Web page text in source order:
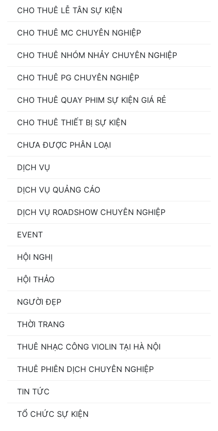
CHO THUÊ LỄ TÂN SỰ KIỆN
CHO THUÊ MC CHUYÊN NGHIỆP
CHO THUÊ NHÓM NHẢY CHUYÊN NGHIỆP
CHO THUÊ PG CHUYÊN NGHIỆP
CHO THUÊ QUAY PHIM SỰ KIỆN GIÁ RẺ
CHO THUÊ THIẾT BỊ SỰ KIỆN
CHƯA ĐƯỢC PHÂN LOẠI
DỊCH VỤ
DỊCH VỤ QUẢNG CÁO
DỊCH VỤ ROADSHOW CHUYÊN NGHIỆP
EVENT
HỘI NGHỊ
HỘI THẢO
NGƯỜI ĐẸP
THỜI TRANG
THUÊ NHẠC CÔNG VIOLIN TẠI HÀ NỘI
THUÊ PHIÊN DỊCH CHUYÊN NGHIỆP
TIN TỨC
TỔ CHỨC SỰ KIỆN